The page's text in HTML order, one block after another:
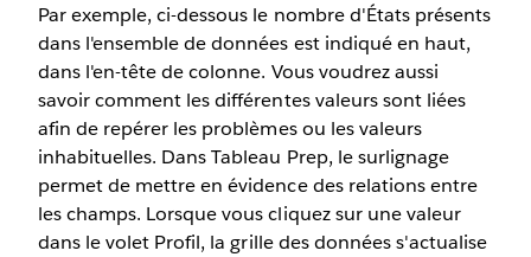
Par exemple, ci-dessous le nombre d'États présents
dans l'ensemble de données est indiqué en haut,
dans l'en-tête de colonne. Vous voudrez aussi
savoir comment les différentes valeurs sont liées
afin de repérer les problèmes ou les valeurs
inhabituelles. Dans Tableau Prep, le surlignage
permet de mettre en évidence des relations entre
les champs. Lorsque vous cliquez sur une valeur
dans le volet Profil, la grille des données s'actualise